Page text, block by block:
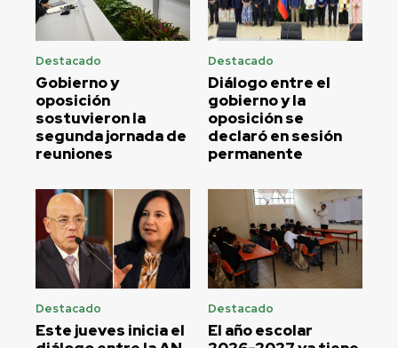
Destacado
Gobierno y
oposición
sostuvieron la
segunda jornada de
reuniones
Destacado
Diálogo entre el
gobierno y la
oposición se
declaró en sesión
permanente
Destacado
Este jueves inicia el
Destacado
El año escolar